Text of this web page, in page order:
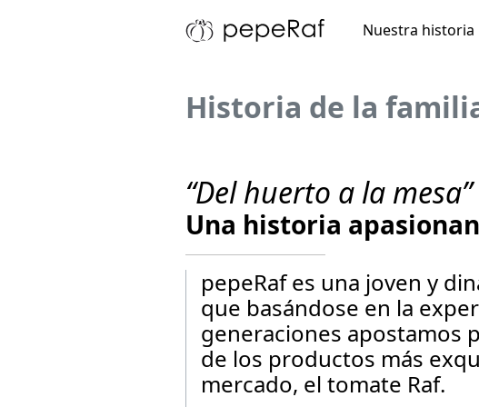
Nuestra historia
Historia de la
“Del huerto a la mesa”
Una historia
pepeRaf es una joven y
que basándose en la
generaciones apostamos
de los productos más
mercado, el tomate Raf.